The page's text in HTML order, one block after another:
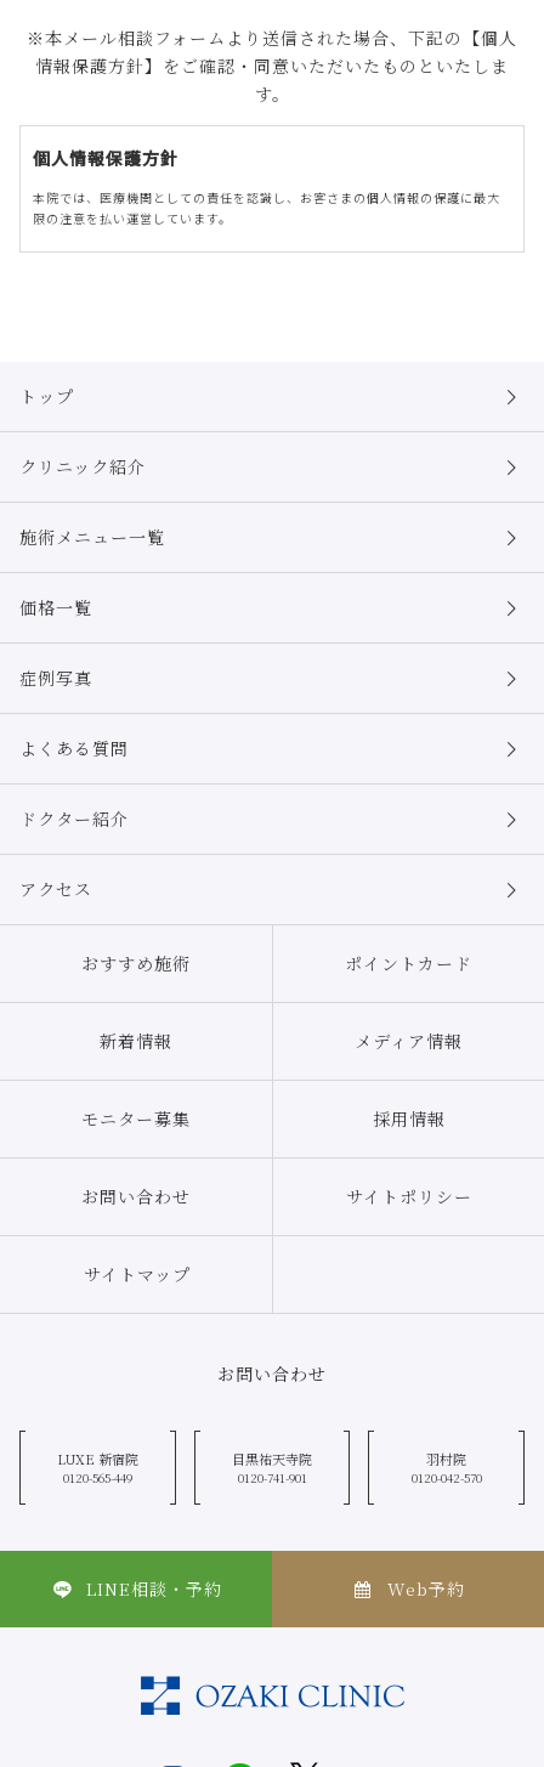
※本メール相談フォームより送信された場合、下記の【個人
情報保護方針】をご確認・同意いただいたものといたしま
す。
個人情報保護方針
本院では、医療機関としての責任を認識し、お客さまの個人情報の保護に最大
限の注意を払い運営しています。
す。
以下に定めのない目的で個人情報を利用する場合、あらかじめご本人の同意
を得た上で行ないます。
施術予約やメール相談に関する回答および資料送付
本院利用履歴の確認
の安全管理のために必要かつ適切な措置を講じます。
本院は、ダイレクトメールの発送や情報処理等の目的で外部に業務委託する
ことがあります。委託に際しては、個人情報の保護水準が、本院が設定する
個人情報の第三者提供について
かじめご本人の同意を得ることなく、第三者に提供致しません。
本院は、ご本人から自己の個人情報についての開示の請求がある場合、速や
個人情報の内容に誤りがあり、ご本人から訂正・追加・削除の請求がある場
ることが確認できない場合には、これらの請求に応じません。
当ウェブサイトではお客さまのプライバシーや個人情報を守ることに最大限
トであっても、本院の管理下にないサイトでは、本院にてお客さまの個人情
そのようなサイトが独自にお客さまの個人情報を収集したり、掲示板の書き
トップ
クリニック紹介
施術メニュー一覧
価格一覧
症例写真
よくある質問
ドクター紹介
アクセス
おすすめ施術 ポイントカード
新着情報 メディア情報
モニター募集 採用情報
お問い合わせ サイトポリシー
サイトマップ
LINE相談・予約 Web予約
お問い合わせ
LUXE 新宿院
0120-565-449
目黒祐天寺院
0120-741-901
羽村院
0120-042-570